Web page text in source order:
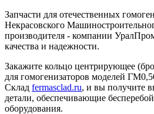
Запчасти для отечественных
Некрасовского
производителя - компании
качества и надежности.
Закажите кольцо центрирующее
для гомогенизаторов моделей
Склад fermasclad.ru, и вы получите
детали, обеспечивающие
оборудования.